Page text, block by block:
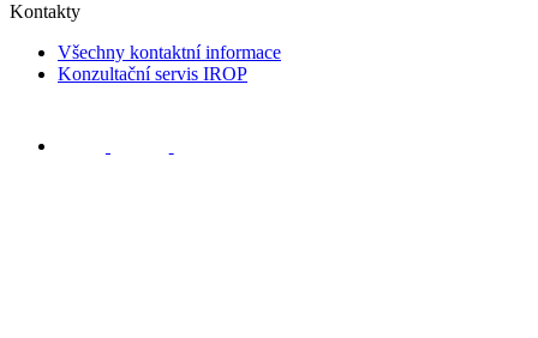
Kontakty
Všechny kontaktní informace
Konzultační servis IROP